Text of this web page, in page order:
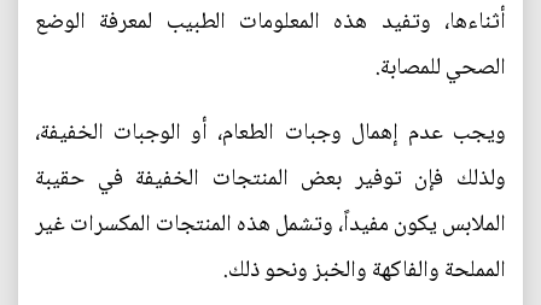
أثناءها، وتفيد هذه المعلومات الطبيب لمعرفة الوضع
الصحي للمصابة.
ويجب عدم إهمال وجبات الطعام، أو الوجبات الخفيفة،
ولذلك فإن توفير بعض المنتجات الخفيفة في حقيبة
الملابس يكون مفيداً، وتشمل هذه المنتجات المكسرات غير
المملحة والفاكهة والخبز ونحو ذلك.